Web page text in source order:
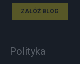
ZAŁÓŻ BLOG
Polityka